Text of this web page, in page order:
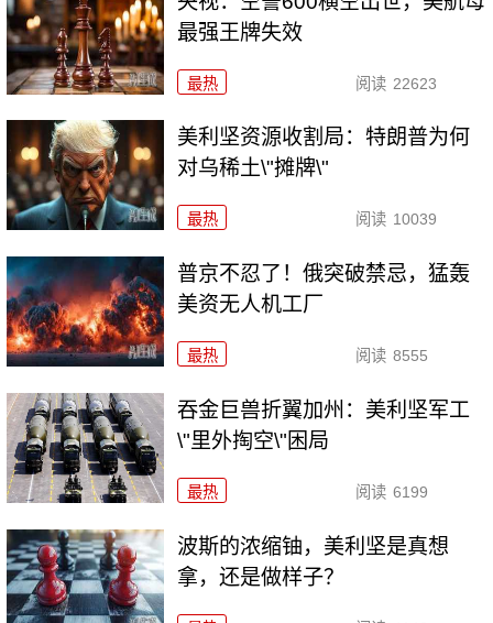
最强王牌失效
最热 阅读 22623
美利坚资源收割局：特朗普为何
对乌稀土\"摊牌\"
最热 阅读 10039
普京不忍了！俄突破禁忌，猛轰
美资无人机工厂
最热 阅读 8555
吞金巨兽折翼加州：美利坚军工
\"里外掏空\"困局
最热 阅读 6199
波斯的浓缩铀，美利坚是真想
拿，还是做样子？